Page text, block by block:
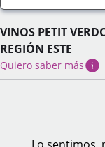
VINOS PETIT
REGIÓN ESTE
Quiero saber más